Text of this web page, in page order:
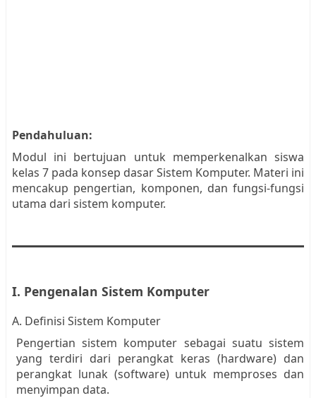
Pendahuluan:
Modul ini bertujuan untuk memperkenalkan siswa
kelas 7 pada konsep dasar Sistem Komputer. Materi ini
mencakup pengertian, komponen, dan fungsi-fungsi
utama dari sistem komputer.
I. Pengenalan Sistem Komputer
A. Definisi Sistem Komputer
Pengertian sistem komputer sebagai suatu sistem
yang terdiri dari perangkat keras (hardware) dan
perangkat lunak (software) untuk memproses dan
menyimpan data.